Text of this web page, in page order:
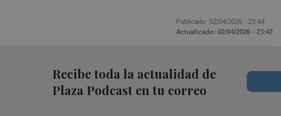
Publicado: 02/04/2026 · 23:44
Actualizado: 02/04/2026 · 23:47
Recibe toda la actualidad de
Plaza Podcast en tu correo